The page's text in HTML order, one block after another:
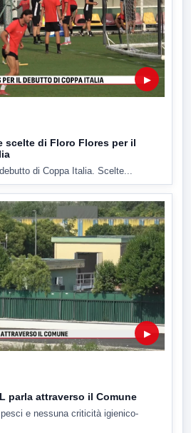
▶
scelte di Floro Flores per il
di Coppa Italia. Scelte...
▶
parla attraverso il Comune
e nessuna criticità igienico-